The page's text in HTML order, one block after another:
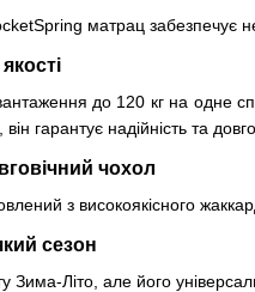
матрац забезпечує
до 120 кг на одне
гарантує надійність та
чохол
з високоякісного
сезон
Літо, але його